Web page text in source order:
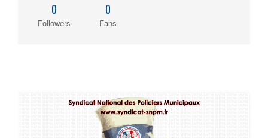
0
Followers
0
Fans